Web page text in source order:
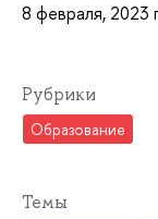
8 февраля, 2023
Рубрики
Образование
Темы